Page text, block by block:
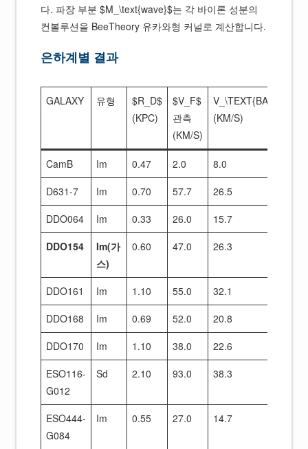
다. 파장 부분 $M_\text{wave}$는 각 바이론 성분의
컨볼루션을 BeeTheory 유카와형 커널로 계산합니다.
은하계별 결과
GALAXY 유형
$R_D$
(KPC)
$V_F$
관측
(KM/S)
V_\TEXT{BAR}$
(KM/S)
CamB Im 0.47 2.0 8.0
D631-7
Im 0.70 57.7 26.5
DDO064
Im 0.33 26.0 15.7
DDO154
Im(가
스)
0.60 47.0 26.3
DDO161 Im 1.10 55.0 32.1
DDO168
Im 0.69 52.0 20.8
DDO170
Im 1.10 38.0 22.6
ESO116-
G012
Sd 2.10 93.0 38.3
ESO444-
G084
Im 0.55 27.0 14.7